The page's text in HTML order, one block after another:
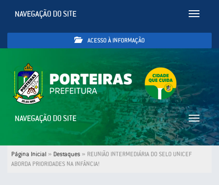
Toggle
NAVEGAÇÃO DO SITE
ACESSO À INFORMAÇÃO
Toggle
NAVEGAÇÃO DO SITE
Página Inicial » Destaques » REUNIÃO INTERMEDIÁRIA DO SELO UNICEF
ABORDA PRIORIDADES NA INFÂNCIA!